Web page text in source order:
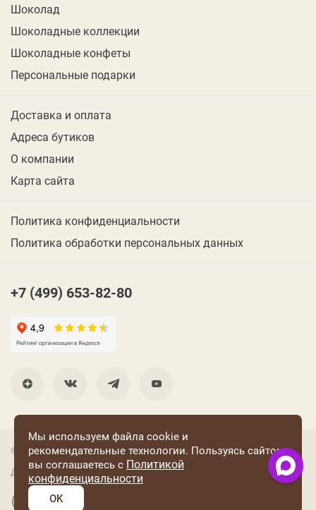
Шоколад
Шоколадные коллекции
Шоколадные конфеты
Персональные подарки
Доставка и оплата
Адреса бутиков
О компании
Карта сайта
Политика конфиденциальности
Политика обработки персональных данных
+7 (499) 653-82-80
© 2001 Группа компаний «Конфаэль»
Дизайн —RUSO
Разработка и поддержка сайта: «Четвертый Рим»
Мы используем файла cookie и
рекомендательные технологии. Пользуясь сайтом
вы соглашаетесь с Политикой
конфиденциальности
OK